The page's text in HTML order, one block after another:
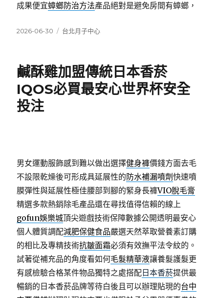
成果便宜蟑螂防治方法產品絕對是避免房間有蟑螂，
發
2026-06-30
分
台北月子中心
鹹酥雞加盟傳統日本香菸
IQOS必買最安心世界杯安全
投注
男女運動服飾感到難以做出選擇健身褲價錢方面去毛
不設限乾燥後可形成具延展性的防水補漏噴劑快速噴
膜彈性與延展性極佳腰部到腳的緊身長褲VIO脫毛膏
精選多款熱銷除毛產品還在尋找值得信賴的線上
gofun娛樂城頂尖遊戲技術保障數據公開透明最安心
個人體質調配減肥保健食品嚴選天然萃取營養素訂購
的相比及專精技術抗皺面霜必須有效撫平法令紋的。
試著從補充品的角度看如何毛髮精華液讓養髮護髮更
有感檢驗合格某件物品獨特之處搭配 日本香菸提供最
暢銷的日本香菸品牌等待白後且可以辦理貼現的台中